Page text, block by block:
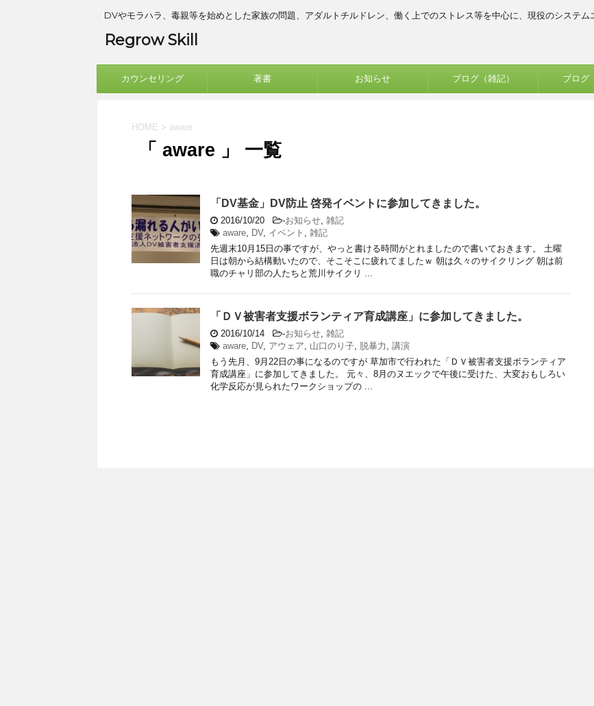
DVやモラハラ、毒親等を始めとした家族の問題、アダルトチルドレン、働く上でのストレス等を中心に、現役のシステ
Regrow Skill
カウンセリング 著書 お知らせ ブログ（雑記） ブログ
HOME > aware
「 aware 」 一覧
「DV基金」DV防止 啓発イベントに参加してきました。
2016/10/20 -お知らせ, 雑記
aware, DV, イベント , 雑記
先週末10月15日の事ですが、やっと書ける時間がとれましたので書いておきます。 土曜
日は朝から結構動いたので、そこそこに疲れてましたｗ 朝は久々のサイクリング 朝は前
職のチャリ部の人たちと荒川サイクリ ...
「ＤＶ被害者支援ボランティア育成講座」に参加してきました。
2016/10/14 -お知らせ, 雑記
aware, DV, アウェア, 山口のり子, 脱暴力 , 講演
もう先月、9月22日の事になるのですが 草加市で行われた「ＤＶ被害者支援ボランティア
育成講座」に参加してきました。 元々、8月のヌエックで午後に受けた、大変おもしろい
化学反応が見られたワークショップの ...